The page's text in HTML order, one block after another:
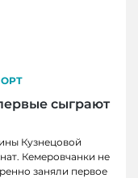
сыграют
Кузнецовой
Кемеровчанки не
заняли первое